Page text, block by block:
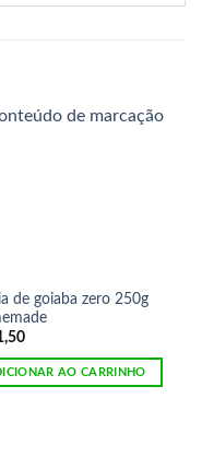
de goiaba zero 250g
AO CARRINHO